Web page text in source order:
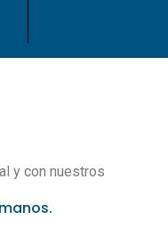
y con nuestros